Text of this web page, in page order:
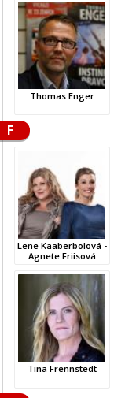
Thomas Enger
F
Lene Kaaberbolová -
Agnete Friisová
Tina Frennstedt